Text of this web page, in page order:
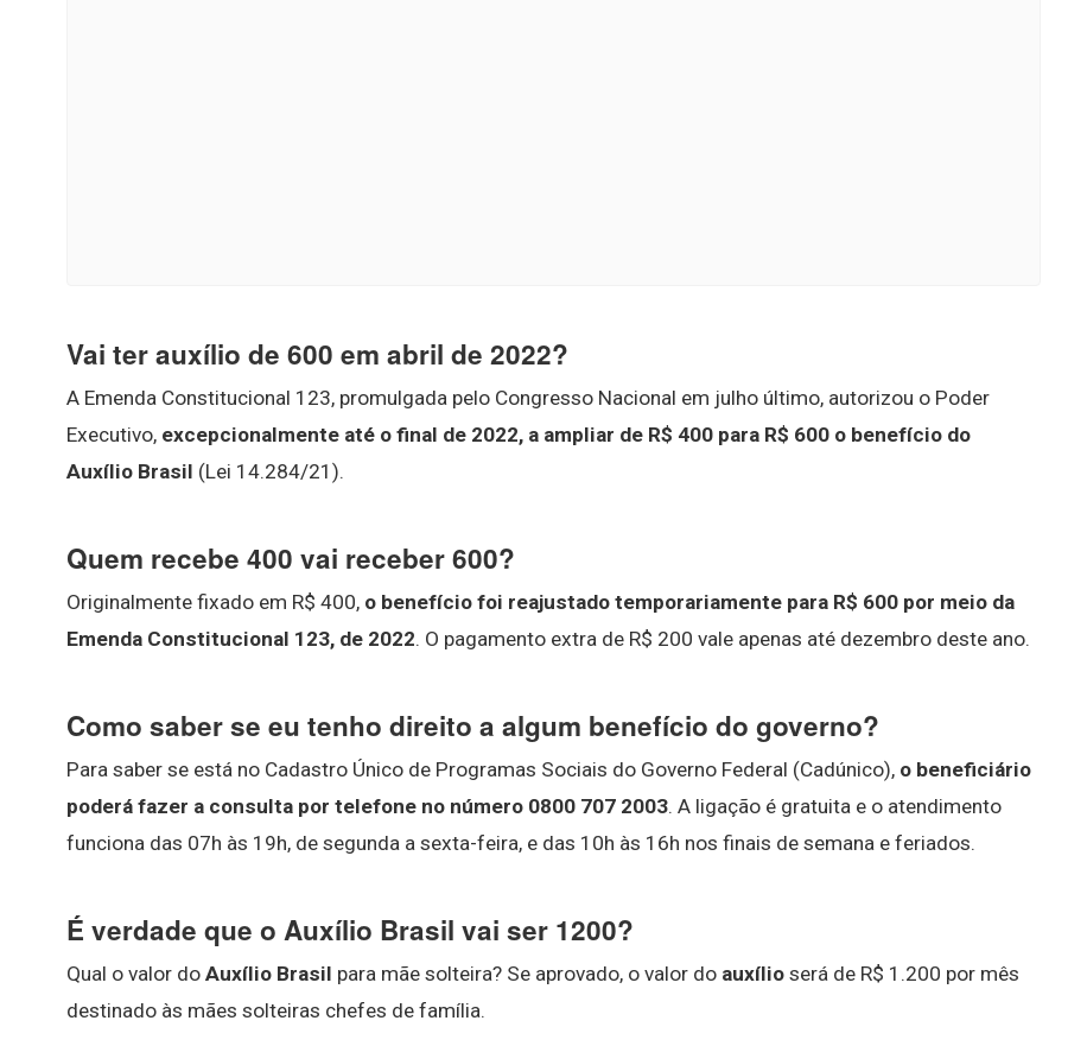
Vai ter auxílio de 600 em abril de 2022?
A Emenda Constitucional 123, promulgada pelo Congresso Nacional em julho último, autorizou o Poder
Executivo, excepcionalmente até o final de 2022, a ampliar de R$ 400 para R$ 600 o benefício do
Auxílio Brasil (Lei 14.284/21).
Quem recebe 400 vai receber 600?
Originalmente fixado em R$ 400, o benefício foi reajustado temporariamente para R$ 600 por meio da
Emenda Constitucional 123, de 2022. O pagamento extra de R$ 200 vale apenas até dezembro deste ano.
Como saber se eu tenho direito a algum benefício do governo?
Para saber se está no Cadastro Único de Programas Sociais do Governo Federal (Cadúnico), o beneficiário
poderá fazer a consulta por telefone no número 0800 707 2003. A ligação é gratuita e o atendimento
funciona das 07h às 19h, de segunda a sexta-feira, e das 10h às 16h nos finais de semana e feriados.
É verdade que o Auxílio Brasil vai ser 1200?
Qual o valor do Auxílio Brasil para mãe solteira? Se aprovado, o valor do auxílio será de R$ 1.200 por mês
destinado às mães solteiras chefes de família.